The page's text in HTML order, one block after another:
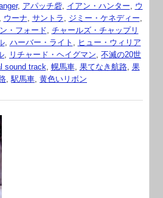
, アパッチ砦, イアン・ハンター
ウ
ウーナ サントラ ジミー・ケネディー
・フォード チャールズ・チャップリ
, ハーバー・ライト
ヒュー・ウィリア
リチャード・ヘイグマン 不滅の20世
sound track 幌馬車, 果てなき航路, 果
駅馬車 黄色いリボン